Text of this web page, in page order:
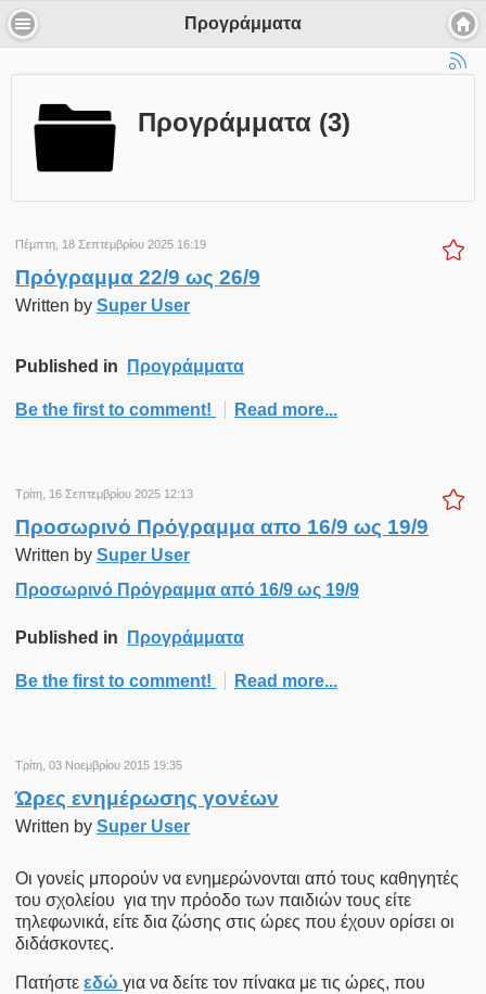
Προγράμματα
Προγράμματα (3)
Πέμπτη, 18 Σεπτεμβρίου 2025 16:19
Πρόγραμμα 22/9 ως 26/9
Written by Super User
Published in Προγράμματα
Be the first to comment! Read more...
Τρίτη, 16 Σεπτεμβρίου 2025 12:13
Προσωρινό Πρόγραμμα απο 16/9 ως 19/9
Written by Super User
Προσωρινό Πρόγραμμα από 16/9 ως 19/9
Published in Προγράμματα
Be the first to comment! Read more...
Τρίτη, 03 Νοεμβρίου 2015 19:35
Ώρες ενημέρωσης γονέων
Written by Super User
Οι γονείς μπορούν να ενημερώνονται από τους καθηγητές
του σχολείου για την πρόοδο των παιδιών τους είτε
τηλεφωνικά, είτε δια ζώσης στις ώρες που έχουν ορίσει οι
διδάσκοντες.
Πατήστε εδώ για να δείτε τον πίνακα με τις ώρες, που